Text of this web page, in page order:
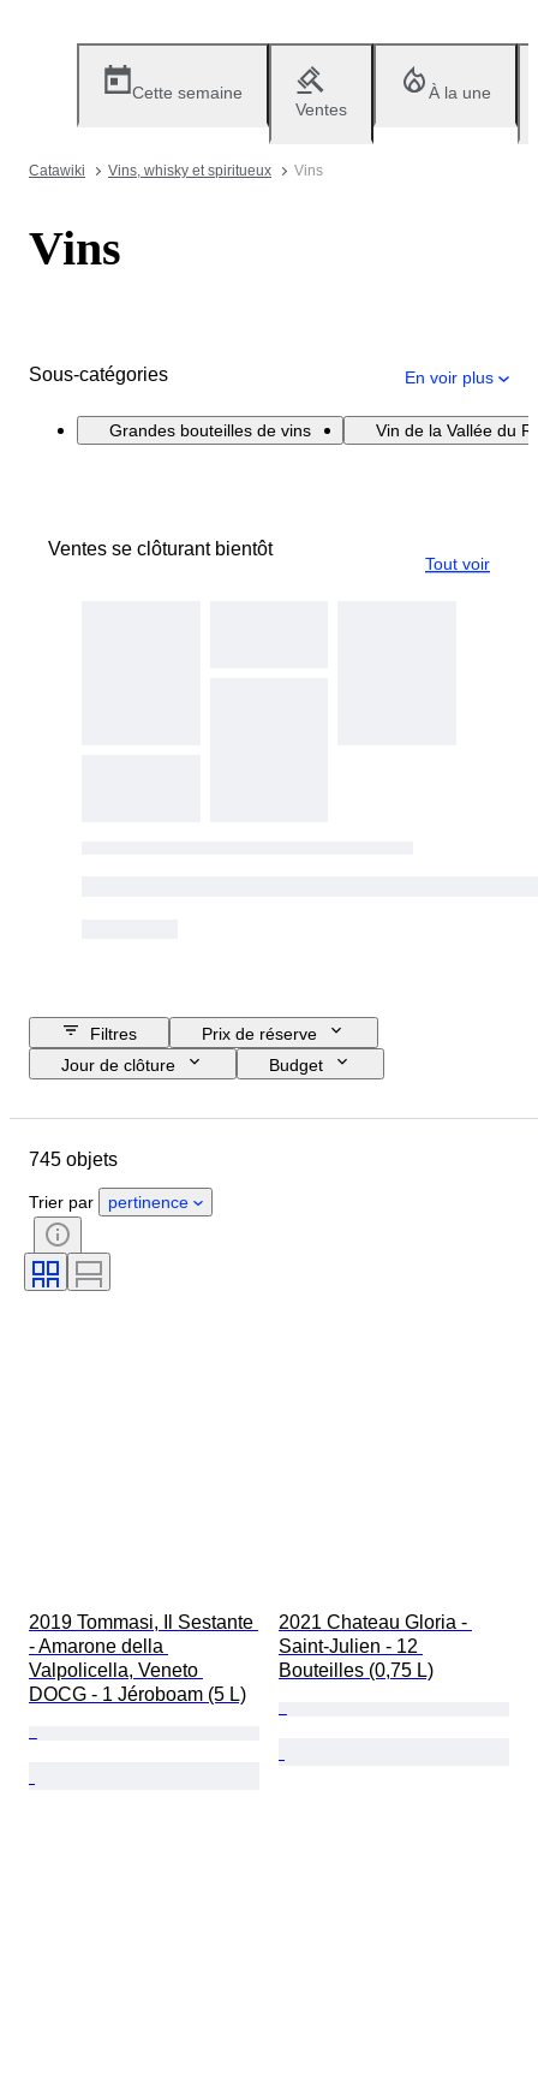
Cette semaine
Ventes
À la une
Catawiki Vins, whisky et spiritueux Vins
Vins
Sous-catégories En voir plus
Grandes bouteilles de vins Vin de la Vallée du
Ventes se clôturant bientôt
Tout voir
Filtres
Prix de réserve
Jour de clôture
Budget
État
Région viticole
Appellation du vin / Classification
Cépages
Classement des vins
745 objets
Trier par pertinence
2019 Tommasi, Il Sestante
- Amarone della
Valpolicella, Veneto
DOCG - 1 Jéroboam (5 L)
2021 Chateau Gloria -
Saint-Julien - 12
Bouteilles (0,75 L)